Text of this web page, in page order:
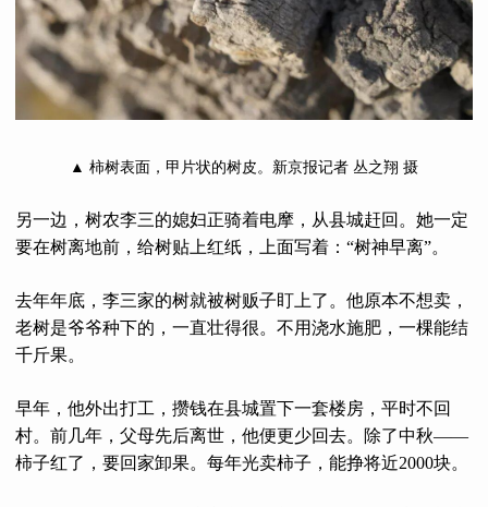
▲ 柿树表面，甲片状的树皮。新京报记者 丛之翔 摄
另一边，树农李三的媳妇正骑着电摩，从县城赶回。她一定
要在树离地前，给树贴上红纸，上面写着：“树神早离”。
去年年底，李三家的树就被树贩子盯上了。他原本不想卖，
老树是爷爷种下的，一直壮得很。不用浇水施肥，一棵能结
千斤果。
早年，他外出打工，攒钱在县城置下一套楼房，平时不回
村。前几年，父母先后离世，他便更少回去。除了中秋——
柿子红了，要回家卸果。每年光卖柿子，能挣将近2000块。